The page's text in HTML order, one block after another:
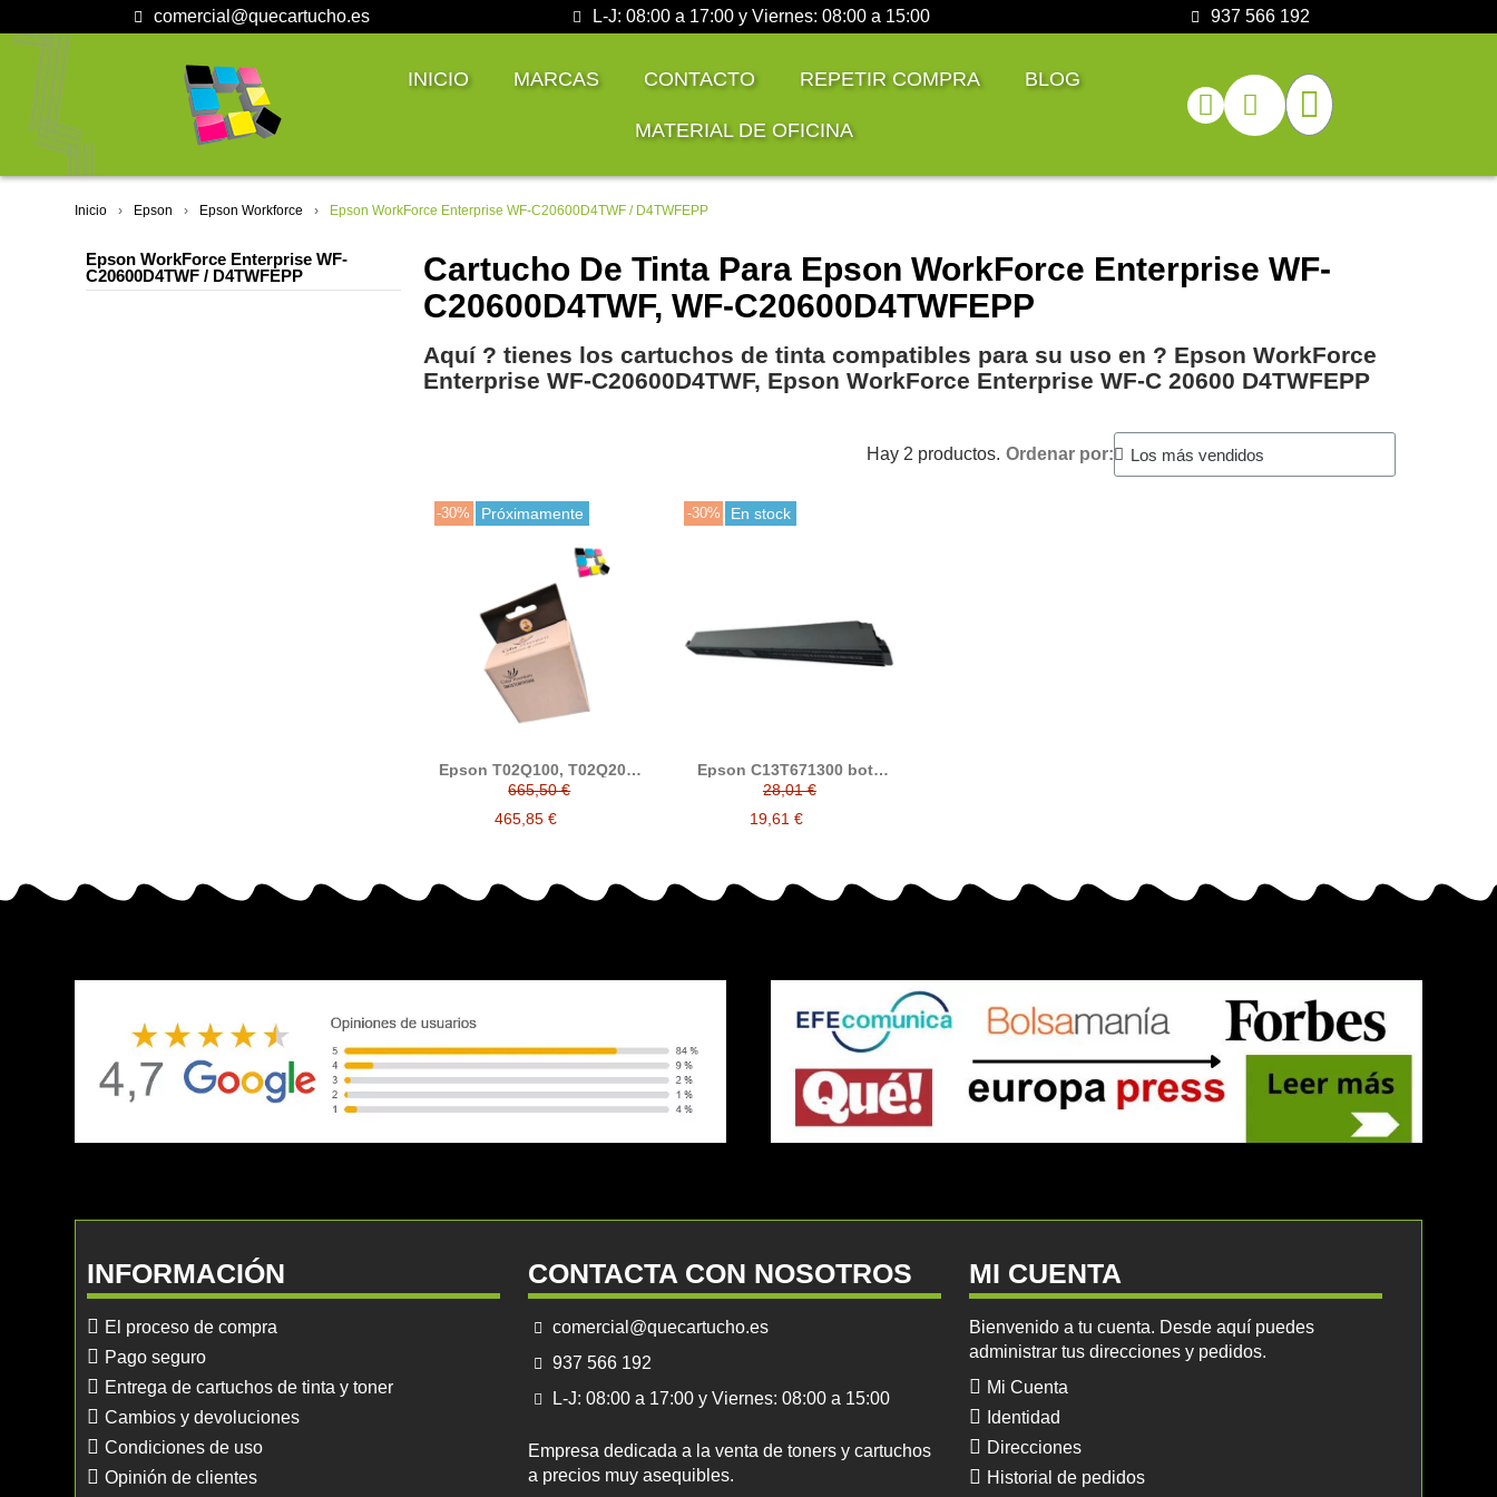
comercial@quecartucho.es L-J: 08:00 a 17:00 y Viernes: 08:00 a 15:00 937 566 192
INICIO MARCAS CONTACTO REPETIR COMPRA BLOG
MATERIAL DE OFICINA
Inicio Epson Epson Workforce Epson WorkForce Enterprise WF-C20600D4TWF / D4TWFEPP
Epson WorkForce Enterprise WF-
C20600D4TWF / D4TWFEPP
Cartucho De Tinta Para Epson WorkForce Enterprise WF-
C20600D4TWF, WF-C20600D4TWFEPP
Aquí ? tienes los cartuchos de tinta compatibles para su uso en ?️ Epson WorkForce
Enterprise WF-C20600D4TWF, Epson WorkForce Enterprise WF-C 20600 D4TWFEPP
Hay 2 productos. Ordenar por:
-30% Próximamente
Epson T02Q100, T02Q200,
T02Q300, T02Q400
cartucho de tinta
compatible
665,50 €
465,85 €
-30% En stock
Epson C13T671300 bote
residual compatible
28,01 €
19,61 €
INFORMACIÓN
El proceso de compra
Pago seguro
Entrega de cartuchos de tinta y toner
Cambios y devoluciones
Condiciones de uso
Opinión de clientes
CONTACTA CON NOSOTROS
comercial@quecartucho.es
937 566 192
L-J: 08:00 a 17:00 y Viernes: 08:00 a 15:00
Empresa dedicada a la venta de toners y cartuchos
a precios muy asequibles.
MI CUENTA
Bienvenido a tu cuenta. Desde aquí puedes
administrar tus direcciones y pedidos.
Mi Cuenta
Identidad
Direcciones
Historial de pedidos